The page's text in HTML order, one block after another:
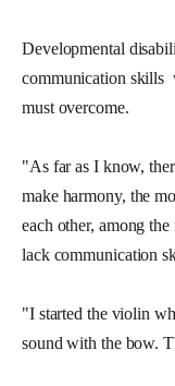
Developmental
communication skills
must overcome.
"As far as I know,
make harmony, the
each other, among
lack communication
"I started the violin
sound with the bow.